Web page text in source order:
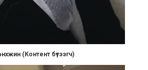
(Контент бүтээгч)